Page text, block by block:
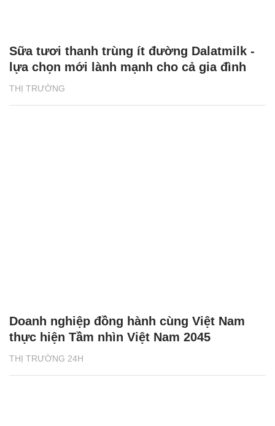
THỊ TRƯỜNG
Sữa tươi thanh trùng ít đường Dalatmilk -
lựa chọn mới lành mạnh cho cả gia đình
THỊ TRƯỜNG 24H
Doanh nghiệp đồng hành cùng Việt Nam
thực hiện Tầm nhìn Việt Nam 2045